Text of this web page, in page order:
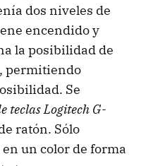
dos niveles de
encendido y
la posibilidad de
, permitiendo
Se
teclas Logitech G-
ratón. Sólo
un color de forma